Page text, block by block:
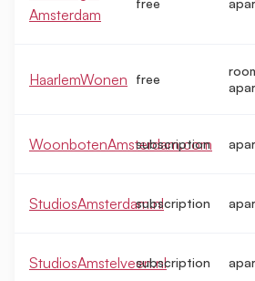
Amsterdam
free
HaarlemWonen free
WoonbotenAmsterdam.com
subscription
StudiosAmsterdam.nlsubscription
StudiosAmstelveen.nlsubscription